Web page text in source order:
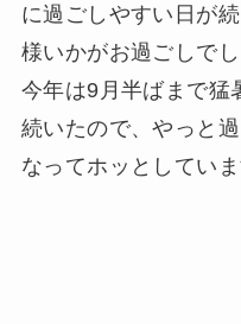
に過ごしやすい日が
様いかがお過ごしでし
今年は9月半ばまで猛
続いたので、やっと
なってホッとしていま